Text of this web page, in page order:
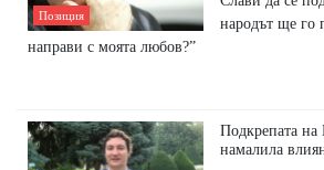
Позиция
народът ще го
направи с моята любов?”
Подкрепата
намалила